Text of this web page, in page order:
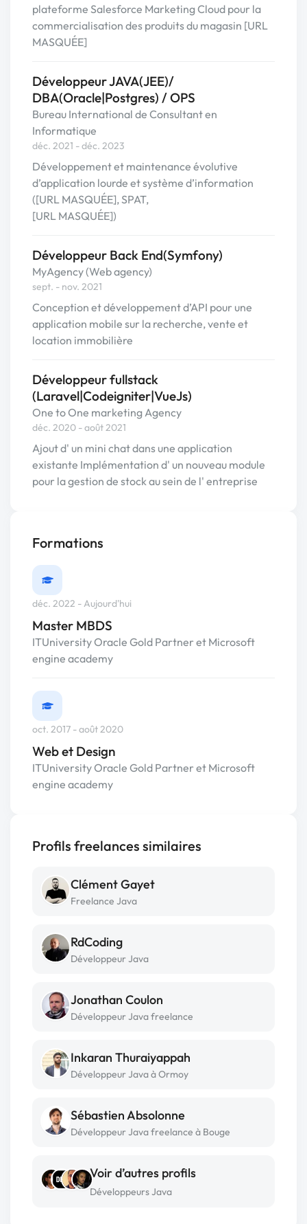
plateforme Salesforce Marketing Cloud pour la
commercialisation des produits du magasin [URL
MASQUÉE]
Développeur JAVA(JEE)/
DBA(Oracle|Postgres) / OPS
Bureau International de Consultant en
Informatique
déc. 2021 - déc. 2023
Développement et maintenance évolutive
d’application lourde et système d’information
([URL MASQUÉE], SPAT,
[URL MASQUÉE])
Développeur Back End(Symfony)
MyAgency (Web agency)
sept. - nov. 2021
Conception et développement d’API pour une
application mobile sur la recherche, vente et
location immobilière
Développeur fullstack
(Laravel|Codeigniter|VueJs)
One to One marketing Agency
déc. 2020 - août 2021
Ajout d' un mini chat dans une application
existante Implémentation d' un nouveau module
pour la gestion de stock au sein de l' entreprise
Formations
déc. 2022 - Aujourd'hui
Master MBDS
ITUniversity Oracle Gold Partner et Microsoft
engine academy
oct. 2017 - août 2020
Web et Design
ITUniversity Oracle Gold Partner et Microsoft
engine academy
Profils freelances similaires
Clément Gayet
Freelance Java
RdCoding
Développeur Java
Jonathan Coulon
Développeur Java freelance
Inkaran Thuraiyappah
Développeur Java à Ormoy
Sébastien Absolonne
Développeur Java freelance à Bouge
Voir d’autres profils
Développeurs Java